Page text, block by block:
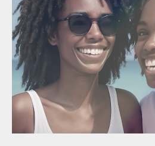
Studios
lanza
nuevo
spot:
El
sonido
ya
se